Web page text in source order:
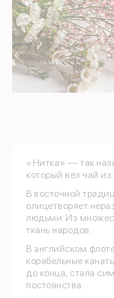
«Нитка» — так
который вёз чай
В восточной
олицетворяет
людьми. Из
ткань народов.
В английском
корабельные
до конца, стала
постоянства.